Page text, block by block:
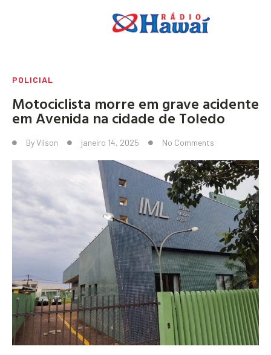
POLICIAL
Motociclista morre em grave acidente
em Avenida na cidade de Toledo
ByVilson janeiro 14, 2025 No Comments